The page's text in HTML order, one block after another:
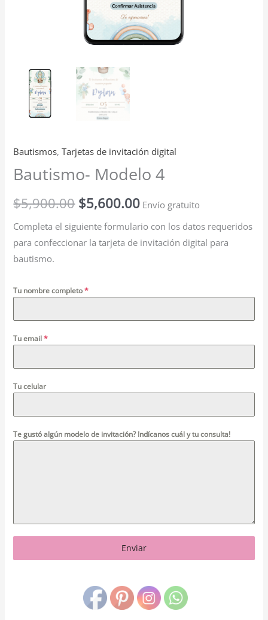
Bautismos,Tarjetas de invitación digital
Bautismo- Modelo 4
$5,900.00 $5,600.00 Envío gratuito
Completa el siguiente formulario con los datos requeridos
para confeccionar la tarjeta de invitación digital para
bautismo.
Tu nombre completo*
Tu email*
Tu celular
Te gustó algún modelo de invitación? Indícanos cuál y tu consulta!
Enviar